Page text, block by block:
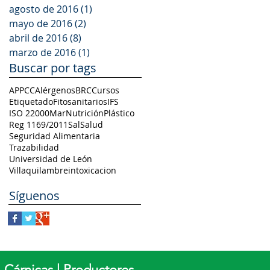
agosto de 2016(1)
mayo de 2016(2)
abril de 2016(8)
marzo de 2016(1)
Buscar por tags
APPCCAlérgenosBRCCursos
EtiquetadoFitosanitariosIFS
ISO 22000MarNutriciónPlástico
Reg 1169/2011SalSalud
Seguridad Alimentaria
Trazabilidad
Universidad de León
Villaquilambreintoxicacion
Síguenos